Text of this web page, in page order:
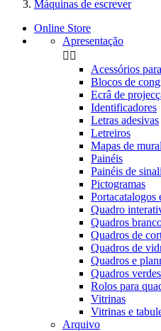
Máquinas de escrever
Online Store
Apresentação
 
Acessórios
Blocos de
Ecrâ de
Identificadores
Letras adesivas
Letreiros
Mapas de mural
Painéis
Painéis de
Pictogramas
Portacatalogos
Quadro
Quadros
Quadros de
Quadros de
Quadros e
Quadros verdes
Rolos para
Vitrinas
Vitrinas e
Arquivo